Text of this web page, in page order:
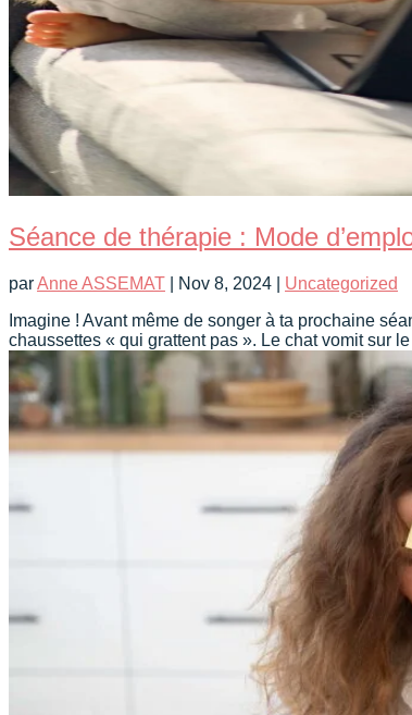
Séance de thérapie : Mode
parAnne ASSEMAT Nov 8, 2024
Uncategorized
Imagine ! Avant même de songer à ta prochaine
chaussettes « qui grattent pas ». Le chat vomit sur